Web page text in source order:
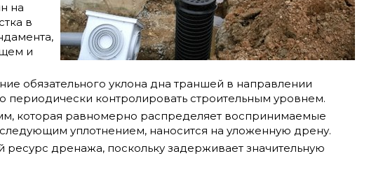
на
в
и
обязательного уклона дна траншей в направлении
контролировать строительным уровнем.
которая равномерно распределяет воспринимаемые
уплотнением, наносится на уложенную дрену.
дренажа, поскольку задерживает значительную